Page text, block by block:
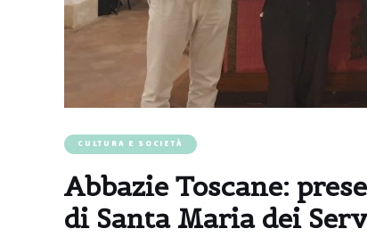
CULTURA E SOCIETÀ
Abbazie Toscane:
di Santa Maria dei